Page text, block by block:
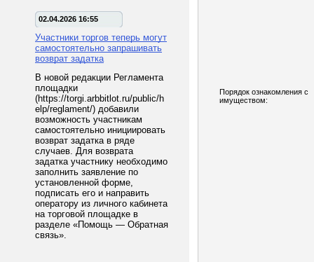
02.04.2026 16:55
Участники торгов теперь могут
самостоятельно запрашивать
возврат задатка
В новой редакции Регламента
площадки
(https://torgi.arbbitlot.ru/public/h
elp/reglament/) добавили
возможность участникам
самостоятельно инициировать
возврат задатка в ряде
случаев. Для возврата
задатка участнику необходимо
заполнить заявление по
установленной форме,
подписать его и направить
оператору из личного кабинета
на торговой площадке в
разделе «Помощь — Обратная
связь».
Порядок ознакомления с
имуществом: